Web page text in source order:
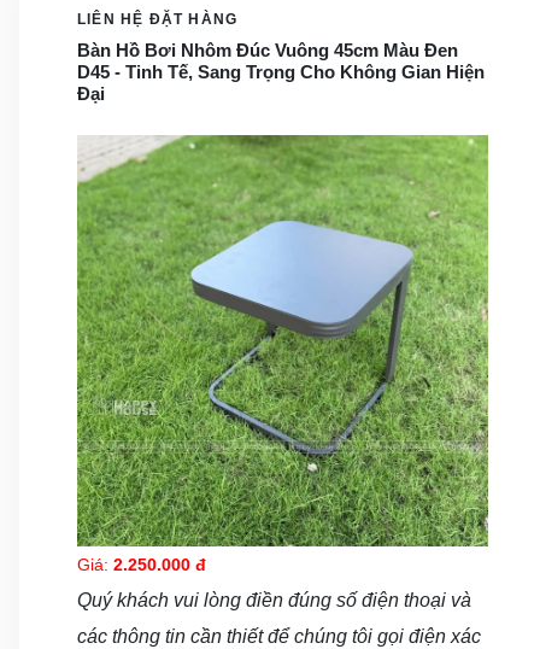
LIÊN HỆ ĐẶT HÀNG
Bàn Hồ Bơi Nhôm Đúc Vuông 45cm Màu Đen
D45 - Tinh Tế, Sang Trọng Cho Không Gian Hiện
Đại
Giá: 2.250.000 đ
Quý khách vui lòng điền đúng số điện thoại và
các thông tin cần thiết để chúng tôi gọi điện xác